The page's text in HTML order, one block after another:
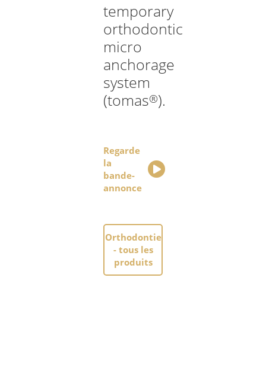
temporary
orthodontic
micro
anchorage
system
(tomas®).
Regarde
la
bande-
annonce
Orthodontie
- tous les
produits